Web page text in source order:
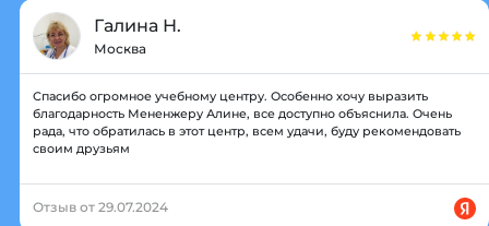
Галина Н.
Москва
Спасибо огромное учебному центру. Особенно хочу выразить
благодарность Мененжеру Алине, все доступно объяснила. Очень
рада, что обратилась в этот центр, всем удачи, буду рекомендовать
своим друзьям
Отзыв от 29.07.2024